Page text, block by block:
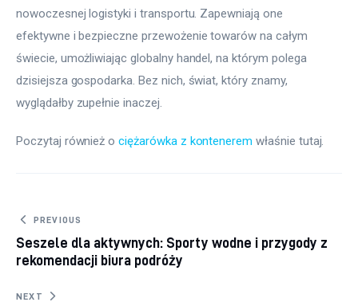
nowoczesnej logistyki i transportu. Zapewniają one
efektywne i bezpieczne przewożenie towarów na całym
świecie, umożliwiając globalny handel, na którym polega
dzisiejsza gospodarka. Bez nich, świat, który znamy,
wyglądałby zupełnie inaczej.
Poczytaj również o ciężarówka z kontenerem właśnie tutaj.
Nawigacja wpisu
PREVIOUS
Seszele dla aktywnych: Sporty wodne i przygody z
rekomendacji biura podróży
NEXT